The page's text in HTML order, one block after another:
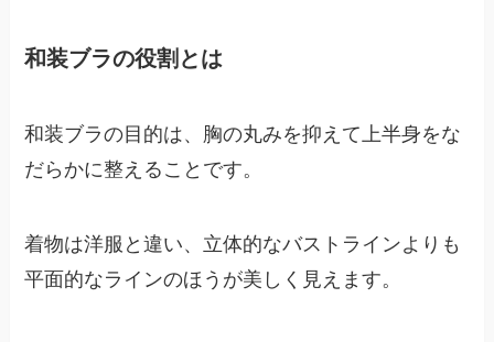
和装ブラの役割とは
和装ブラの目的は、胸の丸みを抑えて上半身をな
だらかに整えることです。
着物は洋服と違い、立体的なバストラインよりも
平面的なラインのほうが美しく見えます。